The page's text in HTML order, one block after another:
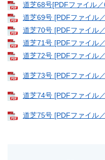
道芝68号[PDFファイル
道芝69号 [PDFファイル
道芝70号 [PDFファイル
道芝71号 [PDFファイル
道芝72号 [PDFファイル
道芝73号 [PDFファイル
道芝74号 [PDFファイル
道芝75号 [PDFファイル